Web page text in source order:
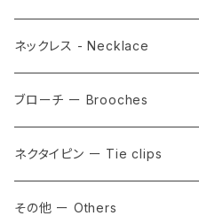
ネックレス - Necklace
ブローチ ー Brooches
ネクタイピン ー Tie clips
その他 ー Others